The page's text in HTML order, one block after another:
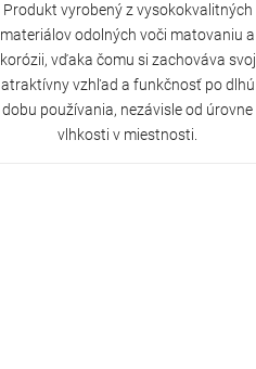
Produkt vyrobený z vysokokvalitných
materiálov odolných voči matovaniu a
korózii, vďaka čomu si zachováva svoj
atraktívny vzhľad a funkčnosť po dlhú
dobu používania, nezávisle od úrovne
vlhkosti v miestnosti.